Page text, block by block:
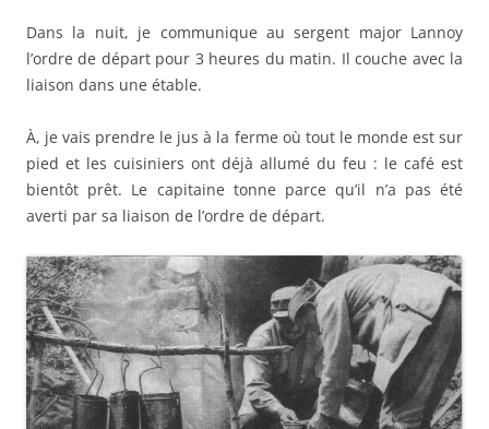
Dans la nuit, je communique au sergent major Lannoy
l’ordre de départ pour 3 heures du matin. Il couche avec la
liaison dans une étable.
À, je vais prendre le jus à la ferme où tout le monde est sur
pied et les cuisiniers ont déjà allumé du feu : le café est
bientôt prêt. Le capitaine tonne parce qu’il n’a pas été
averti par sa liaison de l’ordre de départ.